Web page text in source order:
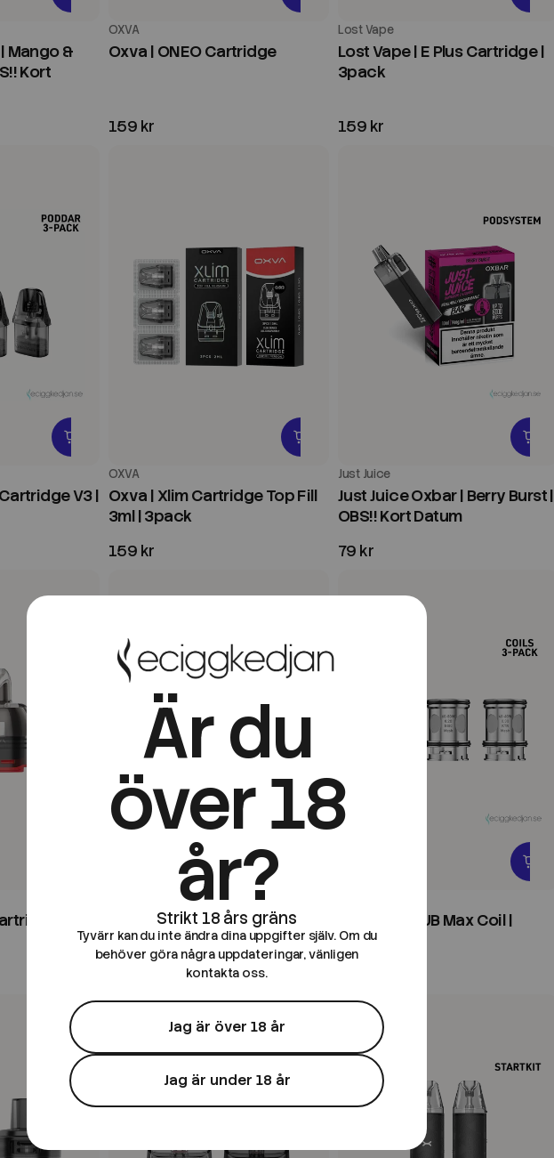
Mango &
Kort
OXVA
Oxva | ONEO Cartridge
159 kr
Lost Vape
Lost Vape | E Plus Cartridge |
3pack
159 kr
V3 |
OXVA
Oxva | Xlim Cartridge Top Fill
3ml | 3pack
159 kr
Just Juice
Just Juice Oxbar | Berry Burst |
OBS!! Kort Datum
79 kr
Oxva | Xlim Top Fill Cartridge
Stainless Steel 2ml | 3pack
Lost Vape | UB Max Coil |
3pack
Är du
över 18
år?
Tyvärr kan du inte ändra dina uppgifter själv. Om du
behöver göra några uppdateringar, vänligen
kontakta oss.
Jag är över 18 år
Jag är under 18 år